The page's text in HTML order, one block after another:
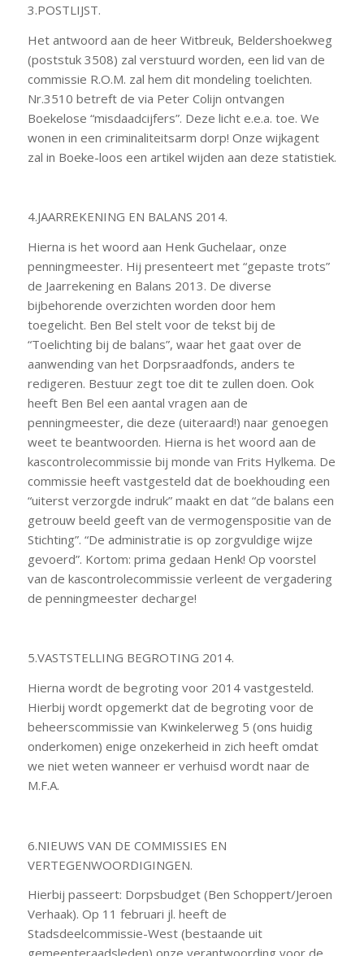
3.POSTLIJST.
Het antwoord aan de heer Witbreuk, Beldershoekweg
(poststuk 3508) zal verstuurd worden, een lid van de
commissie R.O.M. zal hem dit mondeling toelichten.
Nr.3510 betreft de via Peter Colijn ontvangen
Boekelose “misdaadcijfers”. Deze licht e.e.a. toe. We
wonen in een criminaliteitsarm dorp! Onze wijkagent
zal in Boeke-loos een artikel wijden aan deze statistiek.
4.JAARREKENING EN BALANS 2014.
Hierna is het woord aan Henk Guchelaar, onze
penningmeester. Hij presenteert met “gepaste trots”
de Jaarrekening en Balans 2013. De diverse
bijbehorende overzichten worden door hem
toegelicht. Ben Bel stelt voor de tekst bij de
“Toelichting bij de balans”, waar het gaat over de
aanwending van het Dorpsraadfonds, anders te
redigeren. Bestuur zegt toe dit te zullen doen. Ook
heeft Ben Bel een aantal vragen aan de
penningmeester, die deze (uiteraard!) naar genoegen
weet te beantwoorden. Hierna is het woord aan de
kascontrolecommissie bij monde van Frits Hylkema. De
commissie heeft vastgesteld dat de boekhouding een
“uiterst verzorgde indruk” maakt en dat “de balans een
getrouw beeld geeft van de vermogenspositie van de
Stichting”. “De administratie is op zorgvuldige wijze
gevoerd”. Kortom: prima gedaan Henk! Op voorstel
van de kascontrolecommissie verleent de vergadering
de penningmeester decharge!
5.VASTSTELLING BEGROTING 2014.
Hierna wordt de begroting voor 2014 vastgesteld.
Hierbij wordt opgemerkt dat de begroting voor de
beheerscommissie van Kwinkelerweg 5 (ons huidig
onderkomen) enige onzekerheid in zich heeft omdat
we niet weten wanneer er verhuisd wordt naar de
M.F.A.
6.NIEUWS VAN DE COMMISSIES EN
VERTEGENWOORDIGINGEN.
Hierbij passeert: Dorpsbudget (Ben Schoppert/Jeroen
Verhaak). Op 11 februari jl. heeft de
Stadsdeelcommissie-West (bestaande uit